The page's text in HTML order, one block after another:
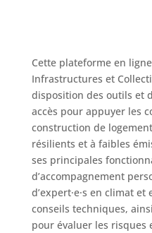
Cette plateforme en
Infrastructures et
disposition des outils et
accès pour appuyer les
construction de
résilients et à faibles
ses principales
d’accompagnement
d’expert·e·s en climat
conseils techniques,
pour évaluer les risques